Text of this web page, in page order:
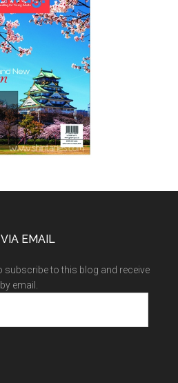
EMAIL
subscribe to this blog and receive
email.